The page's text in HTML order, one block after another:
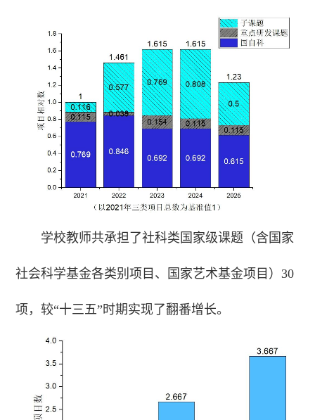
学校教师共承担了社科类国家级课题（含国家
社会科学基金各类别项目、国家艺术基金项目）30
项，较“十三五”时期实现了翻番增长。